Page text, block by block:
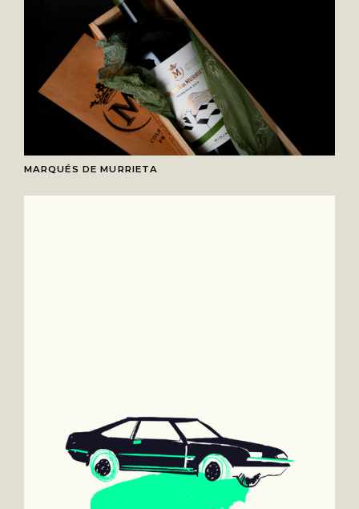
MARQUÉS DE MURRIETA